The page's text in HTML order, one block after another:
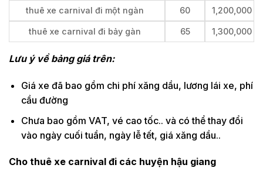
thuê xe carnival đi một ngàn 60 1,200,000
thuê xe carnival đi bảy gàn 65 1,300,000
Lưu ý về bảng giá trên:
Giá xe đã bao gồm chi phí xăng dầu, lương lái xe, phí
cầu đường
Chưa bao gồm VAT, vé cao tốc.. và có thể thay đổi
vào ngày cuối tuần, ngày lễ tết, giá xăng dầu..
Cho thuê xe carnival đi các huyện hậu giang